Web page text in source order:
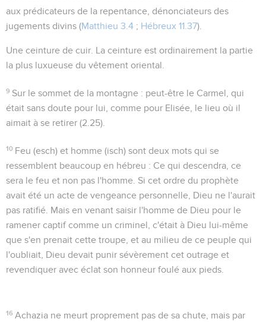
aux prédicateurs de la repentance, dénonciateurs des
jugements divins (Matthieu 3.4 ; Hébreux 11.37).
Une ceinture de cuir . La ceinture est ordinairement la partie
la plus luxueuse du vêtement oriental.
9 Sur le sommet de la montagne : peut-être le Carmel, qui
était sans doute pour lui, comme pour Elisée, le lieu où il
aimait à se retirer (2.25).
10 Feu (esch) et homme (isch) sont deux mots qui se
ressemblent beaucoup en hébreu : Ce qui descendra, ce
sera le feu et non pas l'homme. Si cet ordre du prophète
avait été un acte de vengeance personnelle, Dieu ne l'aurait
pas ratifié. Mais en venant saisir l'homme de Dieu pour le
ramener captif comme un criminel, c'était à Dieu lui-même
que s'en prenait cette troupe, et au milieu de ce peuple qui
l'oubliait, Dieu devait punir sévèrement cet outrage et
revendiquer avec éclat son honneur foulé aux pieds.
16 Achazia ne meurt proprement pas de sa chute, mais par